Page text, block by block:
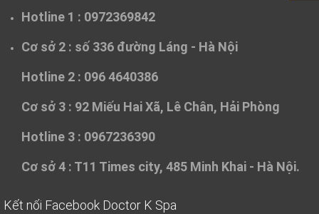
Hotline 1 : 0972369842
Cơ sở 2 : số 336 đường Láng - Hà Nội
Hotline 2 : 096 4640386
Cơ sở 3 : 92 Miếu Hai Xã, Lê Chân, Hải Phòng
Hotline 3 : 0967236390
Cơ sở 4 : T11 Times city, 485 Minh Khai - Hà Nội.
Kết nối Facebook Doctor K Spa